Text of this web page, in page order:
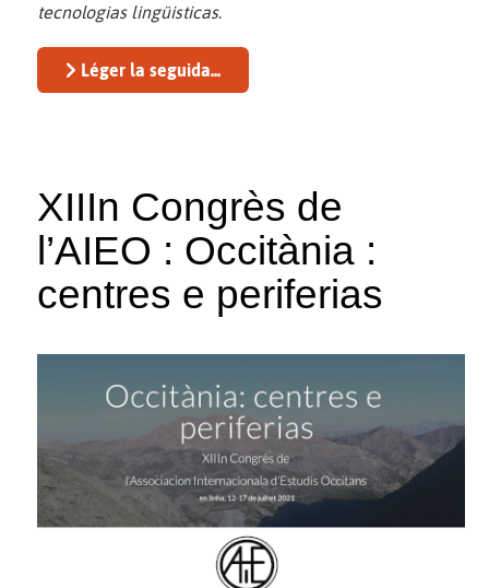
tecnologias lingüisticas.
Léger la seguida...
XIIIn Congrès de
l’AIEO : Occitània :
centres e periferias